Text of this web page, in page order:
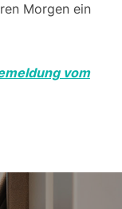
Morgen ein
vom